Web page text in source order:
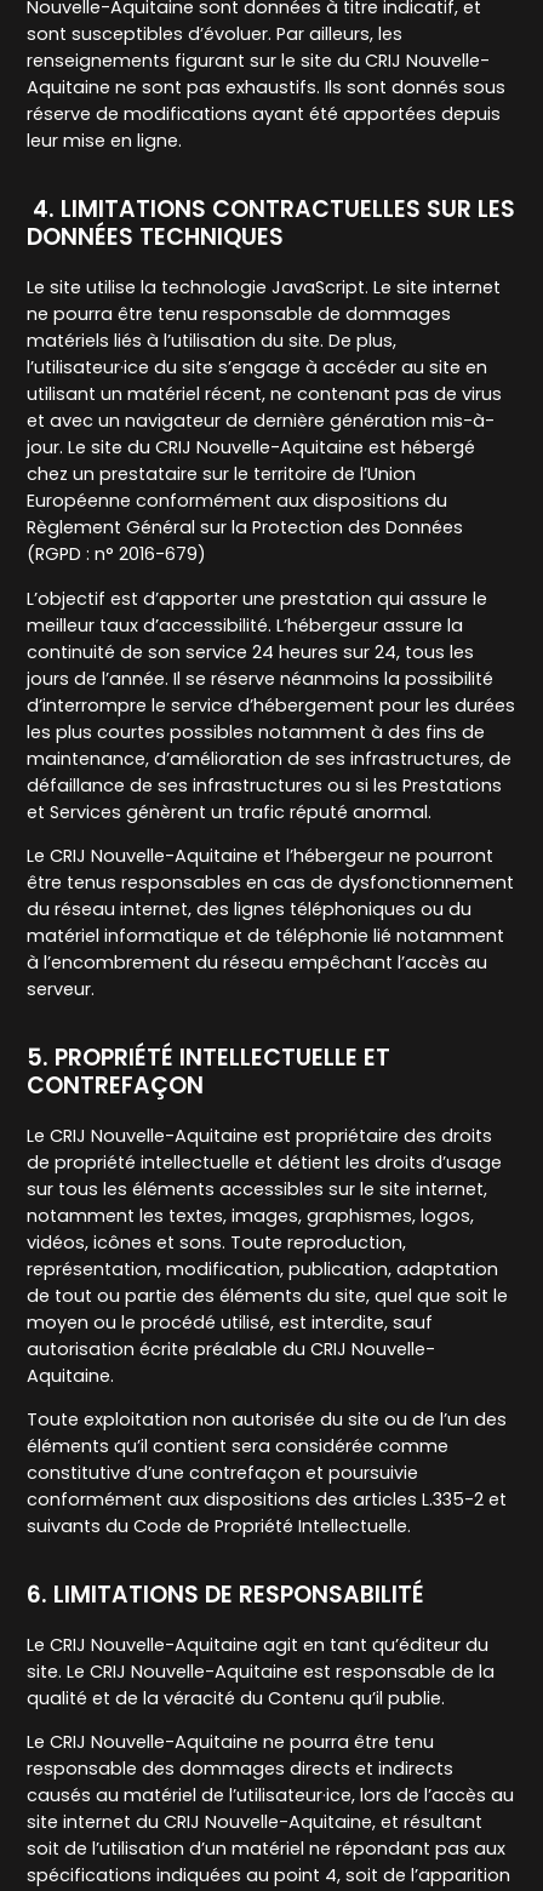
Nouvelle-Aquitaine sont données à titre indicatif, et
sont susceptibles d’évoluer. Par ailleurs, les
renseignements figurant sur le site du CRIJ Nouvelle-
Aquitaine ne sont pas exhaustifs. Ils sont donnés sous
réserve de modifications ayant été apportées depuis
leur mise en ligne.
4. LIMITATIONS CONTRACTUELLES SUR LES
DONNÉES TECHNIQUES
Le site utilise la technologie JavaScript. Le site internet
ne pourra être tenu responsable de dommages
matériels liés à l’utilisation du site. De plus,
l’utilisateur·ice du site s’engage à accéder au site en
utilisant un matériel récent, ne contenant pas de virus
et avec un navigateur de dernière génération mis-à-
jour. Le site du CRIJ Nouvelle-Aquitaine est hébergé
chez un prestataire sur le territoire de l’Union
Européenne conformément aux dispositions du
Règlement Général sur la Protection des Données
(RGPD : n° 2016-679)
L’objectif est d’apporter une prestation qui assure le
meilleur taux d’accessibilité. L’hébergeur assure la
continuité de son service 24 heures sur 24, tous les
jours de l’année. Il se réserve néanmoins la possibilité
d’interrompre le service d’hébergement pour les durées
les plus courtes possibles notamment à des fins de
maintenance, d’amélioration de ses infrastructures, de
défaillance de ses infrastructures ou si les Prestations
et Services génèrent un trafic réputé anormal.
Le CRIJ Nouvelle-Aquitaine et l’hébergeur ne pourront
être tenus responsables en cas de dysfonctionnement
du réseau internet, des lignes téléphoniques ou du
matériel informatique et de téléphonie lié notamment
à l’encombrement du réseau empêchant l’accès au
serveur.
5. PROPRIÉTÉ INTELLECTUELLE ET
CONTREFAÇON
Le CRIJ Nouvelle-Aquitaine est propriétaire des droits
de propriété intellectuelle et détient les droits d’usage
sur tous les éléments accessibles sur le site internet,
notamment les textes, images, graphismes, logos,
vidéos, icônes et sons. Toute reproduction,
représentation, modification, publication, adaptation
de tout ou partie des éléments du site, quel que soit le
moyen ou le procédé utilisé, est interdite, sauf
autorisation écrite préalable du CRIJ Nouvelle-
Aquitaine.
Toute exploitation non autorisée du site ou de l’un des
éléments qu’il contient sera considérée comme
constitutive d’une contrefaçon et poursuivie
conformément aux dispositions des articles L.335-2 et
suivants du Code de Propriété Intellectuelle.
6. LIMITATIONS DE RESPONSABILITÉ
Le CRIJ Nouvelle-Aquitaine agit en tant qu’éditeur du
site. Le CRIJ Nouvelle-Aquitaine est responsable de la
qualité et de la véracité du Contenu qu’il publie.
Le CRIJ Nouvelle-Aquitaine ne pourra être tenu
responsable des dommages directs et indirects
causés au matériel de l’utilisateur·ice, lors de l’accès au
site internet du CRIJ Nouvelle-Aquitaine, et résultant
soit de l’utilisation d’un matériel ne répondant pas aux
spécifications indiquées au point 4, soit de l’apparition